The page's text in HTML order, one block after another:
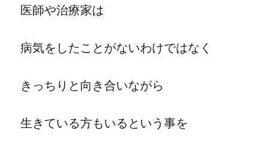
医師や治療家は
病気をしたことがないわけではなく
きっちりと向き合いながら
生きている方もいるという事を